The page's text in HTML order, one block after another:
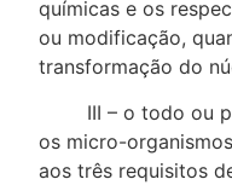
químicas e os
ou modificação,
transformação do
III – o todo ou
os micro-
aos três requisitos